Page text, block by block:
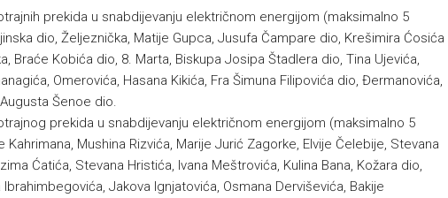
prekida u snabdijevanju električnom energijom (maksimalno 5
dio, Željeznička, Matije Gupca, Jusufa Čampare dio, Krešimira Ćosića
Braće Kobića dio, 8. Marta, Biskupa Josipa Štadlera dio, Tina Ujevića,
Omerovića, Hasana Kikića, Fra Šimuna Filipovića dio, Đermanovića,
Šenoe dio.
prekida u snabdijevanju električnom energijom (maksimalno 5
Mushina Rizvića, Marije Jurić Zagorke, Elvije Čelebije, Stevana
Ćatića, Stevana Hristića, Ivana Meštrovića, Kulina Bana, Kožara dio,
Jakova Ignjatovića, Osmana Derviševića, Bakije